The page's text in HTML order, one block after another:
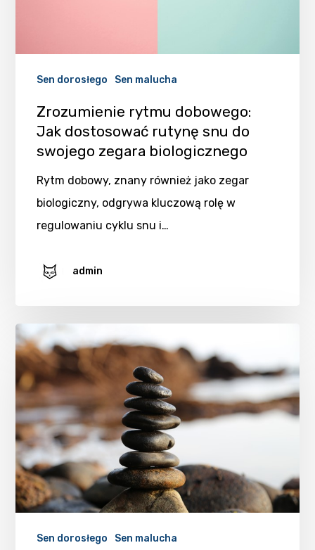
Sen dorosłego Sen malucha
Zrozumienie rytmu dobowego:
Jak dostosować rutynę snu do
swojego zegara biologicznego
Rytm dobowy, znany również jako zegar
biologiczny, odgrywa kluczową rolę w
regulowaniu cyklu snu i…
admin
Sen dorosłego Sen malucha